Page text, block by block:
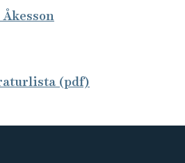
Åkesson
(pdf)